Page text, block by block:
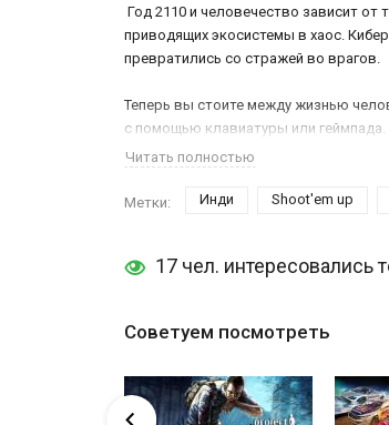
Год 2110 и человечество зависит
приводящих экосистемы в хаос.
превратились со стражей во врагов.
Теперь вы стоите между жизнью
с помощью клавиатуры или
затем использовать их, чтобы
Читать полностью
Метки: Инди Shoot'em up
17 чел. интересовались
Советуем посмотреть